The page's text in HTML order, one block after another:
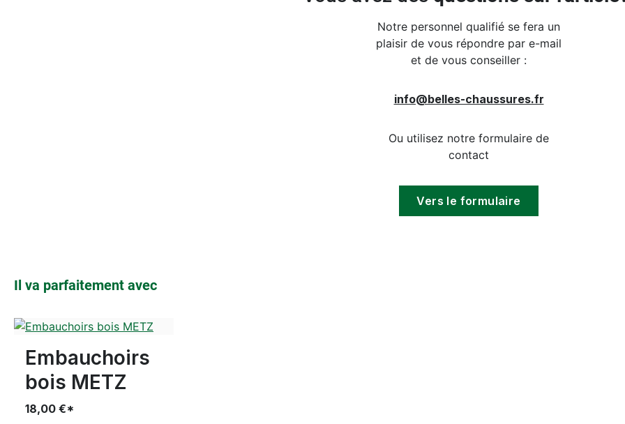
Notre personnel qualifié se fera un
plaisir de vous répondre par e-mail
et de vous conseiller :
info@belles-chaussures.fr
Ou utilisez notre formulaire de
contact
Vers le formulaire
Ignorer la galerie de produits
Il va parfaitement avec
Disponible en plusieurs tailles
Embauchoirs
bois METZ
18,00 €*